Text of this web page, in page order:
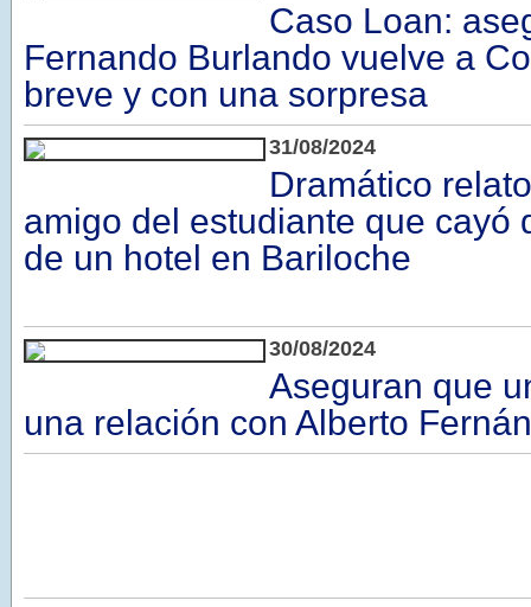
Caso Loan:
Fernando Burlando vuelve a
breve y con una sorpresa
31/08/2024
Dramático
amigo del estudiante que cayó
de un hotel en Bariloche
30/08/2024
Aseguran que
una relación con Alberto